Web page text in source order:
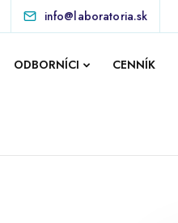
info@laboratoria.sk
ODBORNÍCI CENNÍK